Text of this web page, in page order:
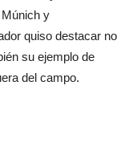
y
quiso destacar no
su ejemplo de
del campo.